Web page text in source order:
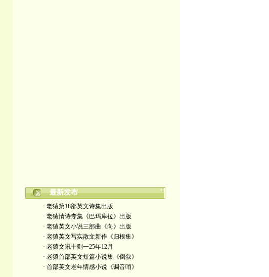
最新发布
· 老猿第18部英文诗集出版
· 老猿情诗专集《巴玛库拉》出版
· 老猿英文小说三部曲《向》出版
· 老猿英文写实散文新作《归根集》
· 老猿文讯十则一25年12月
· 老猿首部英文短篇小说集《倒叙》
· 首部英文老年情感小说《调音哨》